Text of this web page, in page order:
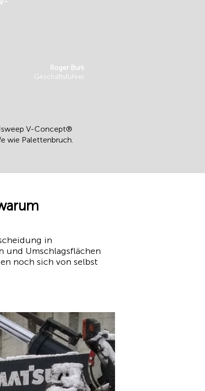
Roger Burk
Geschäftsführer
V-Concept®
wie Palettenbruch.
in
und Umschlagsflächen
noch sich von selbst